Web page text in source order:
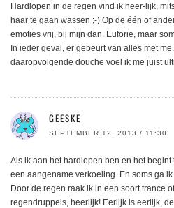
Hardlopen in de regen vind ik heer-lijk,
haar te gaan wassen ;-) Op de één of
emoties vrij, bij mijn dan. Euforie, maar
In ieder geval, er gebeurt van alles met
daaropvolgende douche voel ik me juist
GEESKE
SEPTEMBER 12, 2013 / 11:30
Als ik aan het hardlopen ben en het
een aangename verkoeling. En soms ga
Door de regen raak ik in een soort trance
regendruppels, heerlijk! Eerlijk is eerlijk,